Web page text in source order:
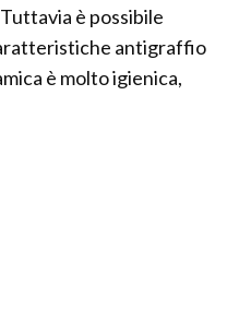
è possibile
antigraffio
è molto igienica,